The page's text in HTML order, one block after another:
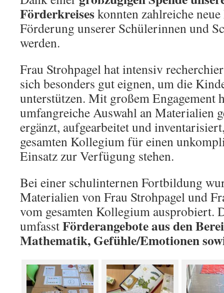
Förderkreiseskonnten zahlreiche
Förderung unserer Schülerinnen und
werden.
Frau Strohpagel hat intensiv
sich besonders gut eignen, um die
unterstützen. Mit großem Engagement
umfangreiche Auswahl an Materialien
ergänzt, aufgearbeitet und
gesamten Kollegium für einen
Einsatz zur Verfügung stehen.
Bei einer schulinternen Fortbildung
Materialien von Frau Strohpagel und
vom gesamten Kollegium ausprobiert.
umfasstFörderangebote aus den
Mathematik, Gefühle/Emotionen